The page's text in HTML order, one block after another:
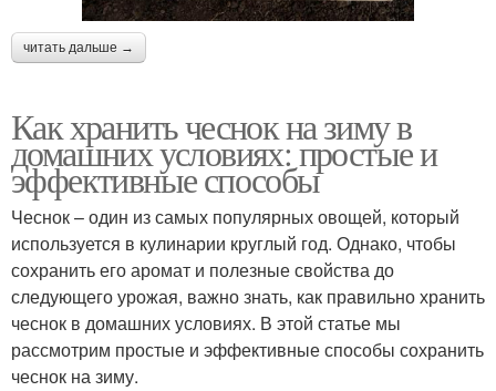
читать дальше →
Как хранить чеснок на зиму в
домашних условиях: простые и
эффективные способы
Чеснок – один из самых популярных овощей, который
используется в кулинарии круглый год. Однако, чтобы
сохранить его аромат и полезные свойства до
следующего урожая, важно знать, как правильно хранить
чеснок в домашних условиях. В этой статье мы
рассмотрим простые и эффективные способы сохранить
чеснок на зиму.